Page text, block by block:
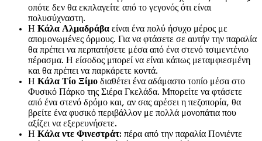
οπότε δεν θα εκπλαγείτε από το γεγονός ότι είναι
πολυσύχναστη.
Η Κάλα Αλμαδράβα είναι ένα πολύ ήσυχο μέρος με
απομονωμένες όρμους. Για να φτάσετε σε αυτήν την παραλία
θα πρέπει να περπατήσετε μέσα από ένα στενό τσιμεντένιο
πέρασμα. Η είσοδος μπορεί να είναι κάπως μεταμφιεσμένη
και θα πρέπει να παρκάρετε κοντά.
Η Κάλα Τίο Ξίμο διαθέτει ένα αδάμαστο τοπίο μέσα στο
Φυσικό Πάρκο της Σιέρα Γκελάδα. Μπορείτε να φτάσετε
από ένα στενό δρόμο και, αν σας αρέσει η πεζοπορία, θα
βρείτε ένα φυσικό περιβάλλον με πολλά μονοπάτια που
αξίζει να εξερευνήσετε.
Η Κάλα ντε Φινεστράτ: πέρα από την παραλία Πονιέντε